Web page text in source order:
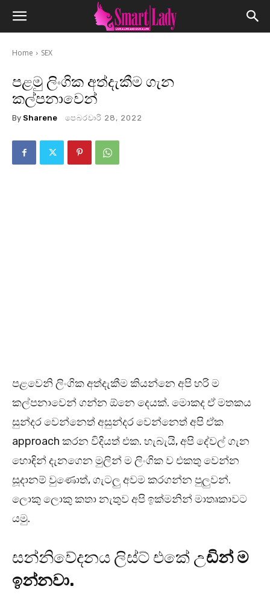
Home SEX
පළමු ලිංගික අත්දැකීම ගැන
කල්පනාවෙන්
By Sharene පෙබරවාරි 28, 2022
පළවෙනි ලිංගික අත්දැකීම කියන්නෙ අපි හරි ම
කල්පනාවෙන් ගන්න ඕනෙ දෙයක්. මොකද ඒ මතකය
සුන්දර වෙන්නෙත් අසුන්දර වෙන්නෙත් අපි ඒක
approach කරන විදියත් එක. හැබැයි, අපි දේවල් ගැන
හොඳින් දැනගෙන මුලින් ම ලිංගික ව එකතු වෙන්න
සූදානම් වුණොත්, ගැටලු අවම කරගන්න පුලුවන්.
ලොකු ලොකු කතා නැතුව අපි ඉක්මනින් මාතෘකාවට
යමු.
සන්නිවේදනය ලිස්ට් එකේ උඩින් ම
ඉන්නවා.